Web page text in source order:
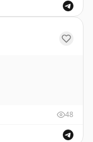
48